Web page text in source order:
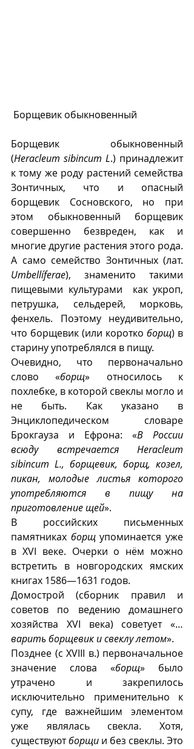
Борщевик обыкновенный
Борщевик обыкновенный
(Heracleum sibincum L.) принадлежит
к тому же роду растений семейства
Зонтичных, что и опасный
борщевик Сосновского, но при
этом обыкновенный борщевик
совершенно безвреден, как и
многие другие растения этого рода.
А само семейство Зонтичных (лат.
Umbellíferae), знаменито такими
пищевыми культурами  как укроп,
петрушка, сельдерей, морковь,
фенхель. Поэтому неудивительно,
что борщевик (или коротко борщ) в
старину употреблялся в пищу.
Очевидно, что первоначально
слово «борщ» относилось к
похлебке, в которой свеклы могло и
не быть. Как указано в
Энциклопедическом словаре
Брокгауза и Ефрона: «В России
всюду встречается Heracleum
sibincum L., борщевик, борщ, козел,
пикан, молодые листья которого
употребляются в пищу на
приготовление щей».
В российских письменных
памятниках борщ упоминается уже
в XVI веке. Очерки о нём можно
встретить в новгородских ямских
книгах 1586—1631 годов.
Домострой (сборник правил и
советов по ведению домашнего
хозяйства XVI века) советует «…
варить борщевик и свеклу летом».
Позднее (с XVIII в.) первоначальное
значение слова «борщ» было
утрачено и закрепилось
исключительно применительно к
супу, где важнейшим элементом
уже являлась свекла. Хотя,
существуют борщи и без свеклы. Это